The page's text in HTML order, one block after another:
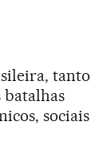
tanto
batalhas
sociais